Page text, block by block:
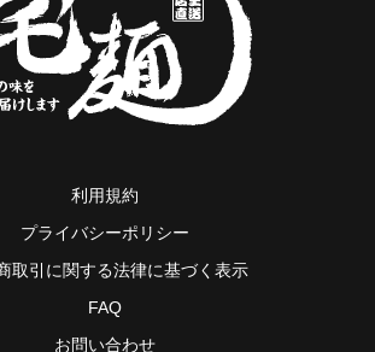
利用規約
プライバシーポリシー
取引に関する法律に基づく表示
FAQ
お問い合わせ